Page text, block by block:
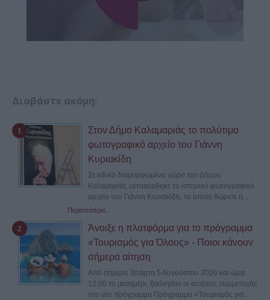
Διαβάστε ακόμη:
Στον Δήμο Καλαμαριάς το πολύτιμο
φωτογραφικό αρχείο του Γιάννη
Κυριακίδη
Σε ειδικά διαμορφωμένο χώρο του Δήμου
Καλαμαριάς μεταφέρθηκε το ιστορικό φωτογραφικό
αρχείο του Γιάννη Κυριακίδη, το οποίο δώρισε η...
Περισσότερα...
Άνοιξε η πλατφόρμα για το πρόγραμμα
«Τουρισμός για Όλους» - Ποιοι κάνουν
σήμερα αίτηση
Από σήμερα Τετάρτη 5 Αυγούστου 2026 και ώρα
12:00 το μεσημέρι, ξεκίνησαν οι αιτήσεις συμμετοχής
στο νέο πρόγραμμα Πρόγραμμα «Τουρισμός για...